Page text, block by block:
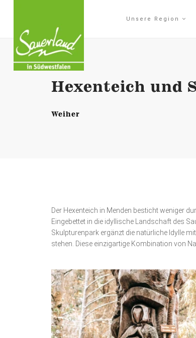
Unsere Region
Hexenteich und
Weiher
Der Hexenteich in Menden besticht weniger
Eingebettet in die idyllische Landschaft des
Skulpturenpark ergänzt die natürliche Idylle
stehen. Diese einzigartige Kombination von